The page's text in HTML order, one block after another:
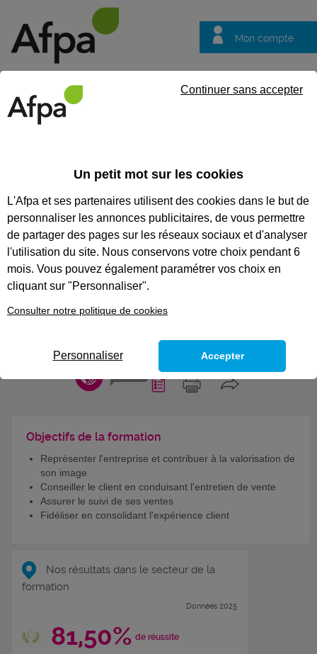
Mon compte
questions
Eligible au CPF * Formation certifiante
ACCOMPAGNER LE CLIENT ET
LUI PROPOSER DES PRODUITS
ET DES SERVICES - BLOC DE
PROFESSIONNEL CONSEILLER
COMMERCIAL
Objectifs de la formation
Représenter l'entreprise et contribuer à la valorisation de
son image
Conseiller le client en conduisant l'entretien de vente
Assurer le suivi de ses ventes
Fidéliser en consolidant l'expérience client
Nos résultats dans le secteur de la
formation
Données 2025
81,50% de réussite
Un petit mot sur les cookies
L'Afpa et ses partenaires utilisent des cookies dans le but de
personnaliser les annonces publicitaires, de vous permettre
de partager des pages sur les réseaux sociaux et d'analyser
l'utilisation du site. Nous conservons votre choix pendant 6
mois. Vous pouvez également paramétrer vos choix en
cliquant sur "Personnaliser".
Consulter notre politique de cookies
Continuer sans accepter
Personnaliser Accepter